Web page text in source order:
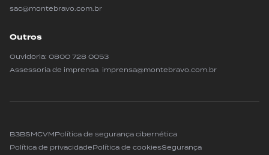
sac@montebravo.com.br
Outros
Ouvidoria: 0800 728 0053
Assessoria de imprensa imprensa@montebravo.com.br
B3BSMCVMPolítica de segurança cibernética
Política de privacidadePolítica de cookiesSegurança